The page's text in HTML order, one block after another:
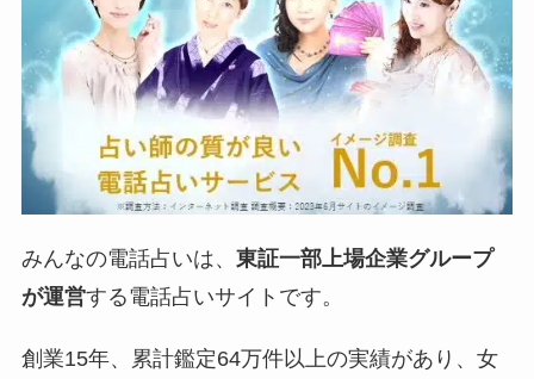
みんなの電話占いは、 東証一部上場企業グループ
が運営する電話占いサイトです。
創業15年、累計鑑定64万件以上の実績があり、女